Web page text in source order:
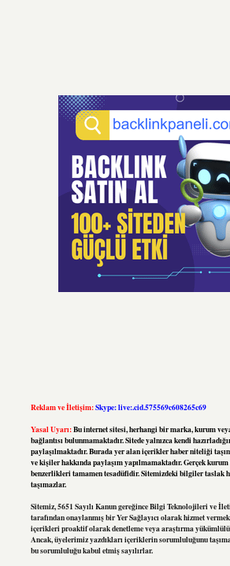
Reklam ve İletişim:Skype: live:.cid.575569c608265c69
Yasal Uyarı:Bu internet sitesi, herhangi bir marka, kurum
bağlantısı bulunmamaktadır. Sitede yalnızca kendi
paylaşılmaktadır. Burada yer alan içerikler haber niteliği
ve kişiler hakkında paylaşım yapılmamaktadır. Gerçek
benzerlikleri tamamen tesadüfidir. Sitemizdeki bilgiler taslak
taşımazlar.
Sitemiz, 5651 Sayılı Kanun gereğince Bilgi Teknolojileri ve
tarafından onaylanmış bir Yer Sağlayıcı olarak hizmet
içerikleri proaktif olarak denetleme veya araştırma
Ancak, üyelerimiz yazdıkları içeriklerin sorumluluğunu
bu sorumluluğu kabul etmiş sayılırlar.